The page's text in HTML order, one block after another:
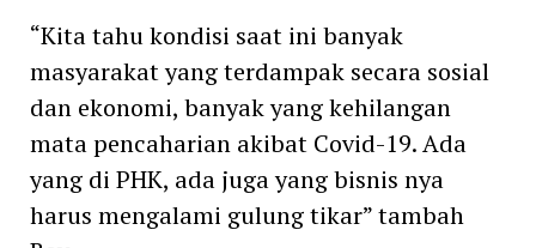
“Kita tahu kondisi saat ini banyak
masyarakat yang terdampak secara sosial
dan ekonomi, banyak yang kehilangan
mata pencaharian akibat Covid-19. Ada
yang di PHK, ada juga yang bisnis nya
harus mengalami gulung tikar” tambah